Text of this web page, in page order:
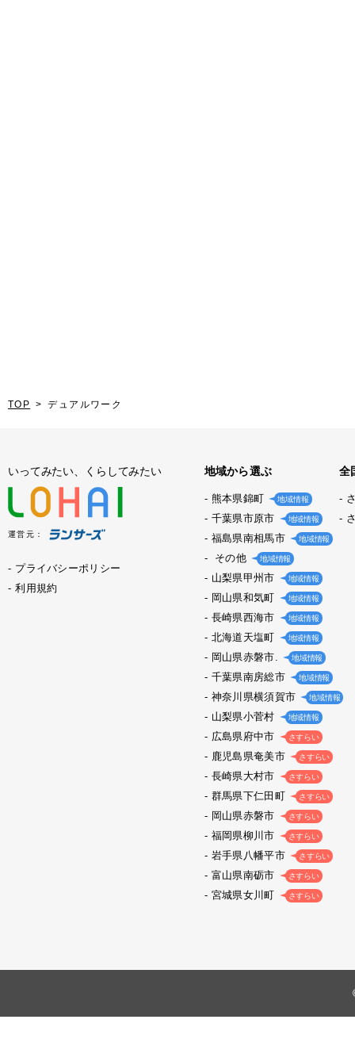
TOP デュアルワーク
いってみたい、くらしてみたい
運営元：
プライバシーポリシー
利用規約
地域から選ぶ
熊本県錦町 地域情報
千葉県市原市 地域情報
福島県南相馬市 地域情報
その他 地域情報
山梨県甲州市 地域情報
岡山県和気町 地域情報
長崎県西海市 地域情報
北海道天塩町 地域情報
岡山県赤磐市. 地域情報
千葉県南房総市 地域情報
神奈川県横須賀市 地域情報
山梨県小菅村 地域情報
広島県府中市 さすらい
鹿児島県奄美市 さすらい
長崎県大村市 さすらい
群馬県下仁田町 さすらい
岡山県赤磐市 さすらい
福岡県柳川市 さすらい
岩手県八幡平市 さすらい
富山県南砺市 さすらい
宮城県女川町 さすらい
全